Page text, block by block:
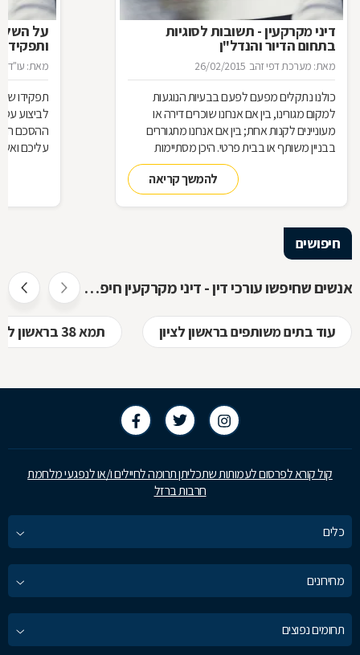
דיני מקרקעין - תשובות לסוגיות
בתחום הדיור והנדל"ן
מאת: מערכת דפי זהב 26/02/2015
כולנו נתקלים מפעם לפעם בבעיות הנוגעות
למקום מגורינו, בין אם אנחנו שוכרים דירה או
מעוניינים לקנות אחת; בין אם אנחנו מתגוררים
בבניין משותף או בבית פרטי. היכן מסתיימות
זכויותינו ביחס לשכנינו? מה אומר החוק בקשר
לחריגות בנייה? האם בניית ממ"ד מחייבת את כל
הדיירים וכו'. כדי לקבל מושג בנוגע למעמדנו
המקרקעין, ריכזנו שאלות שנשאלו בפורום
מקרקעין, ואשר נענו ע"י עו"ד אילן קרייטר
להמשך קריאה
מאת: עו"ד
תפקידו
ההסכם
עליכם
חיפושים
אנשים שחיפשו עורכי דין - דיני מקרקעין חיפשו גם
עוד בתים משותפים בראשון לציון תמא 38 בראשון לציון
קול קורא לפרסום לעמותות שתכליתן תרומה לחיילים ו/או לנפגעי מלחמת
חרבות ברזל
כלים
מחירונים
תחומים נפוצים